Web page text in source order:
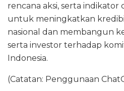
rencana aksi, serta indikator
untuk meningkatkan
nasional dan membangun
serta investor terhadap
Indonesia.
(Catatan: Penggunaan